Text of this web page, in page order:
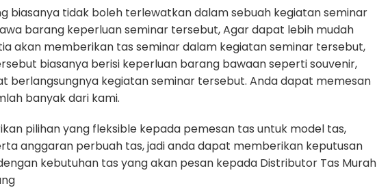
biasanya tidak boleh terlewatkan dalam sebuah kegiatan seminar
barang keperluan seminar tersebut, Agar dapat lebih mudah
akan memberikan tas seminar dalam kegiatan seminar tersebut,
biasanya berisi keperluan barang bawaan seperti souvenir,
berlangsungnya kegiatan seminar tersebut. Anda dapat memesan
banyak dari kami.
pilihan yang fleksible kepada pemesan tas untuk model tas,
anggaran perbuah tas, jadi anda dapat memberikan keputusan
kebutuhan tas yang akan pesan kepada Distributor Tas Murah